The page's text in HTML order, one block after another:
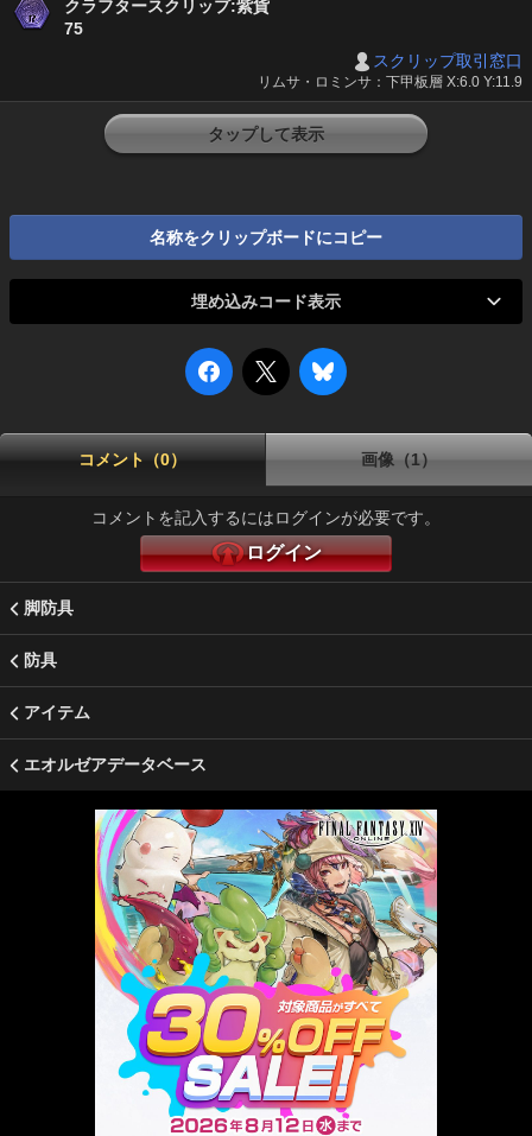
クラフタースクリップ:紫貨
75
スクリップ取引窓口
リムサ・ロミンサ：下甲板層 X:6.0 Y:11.9
タップして表示
名称をクリップボードにコピー
埋め込みコード表示
コメント（0） 画像（1）
コメントを記入するにはログインが必要です。
ログイン
脚防具
防具
アイテム
エオルゼアデータベース